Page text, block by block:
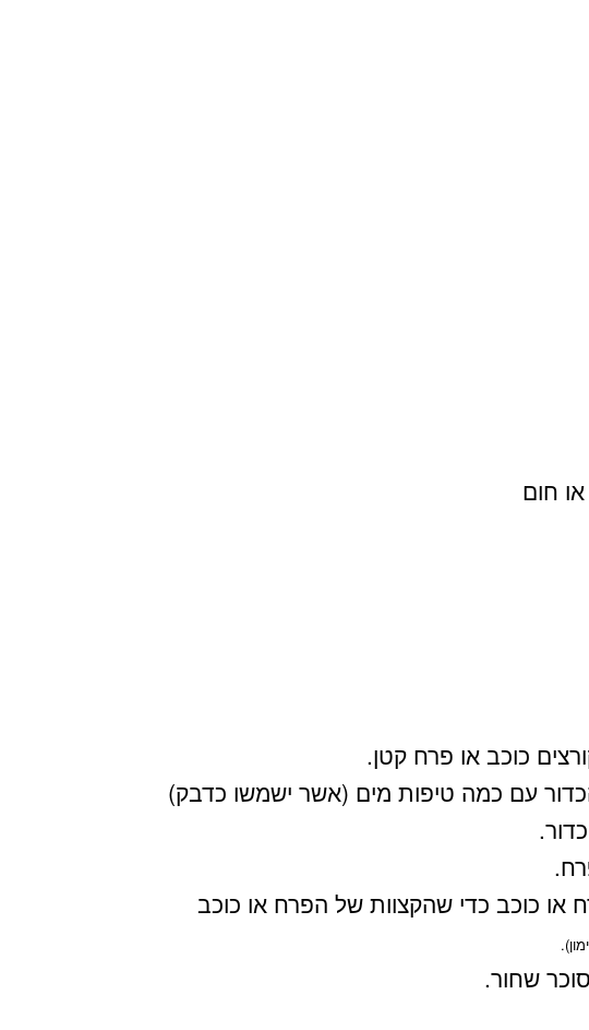
חום
כוכב או פרח קטן.
עם כמה טיפות מים (אשר ישמשו כדבק)
כוכב כדי שהקצוות של הפרח או כוכב
שחור.